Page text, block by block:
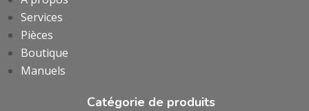
Services
Pièces
Boutique
Manuels
Catégorie de produits